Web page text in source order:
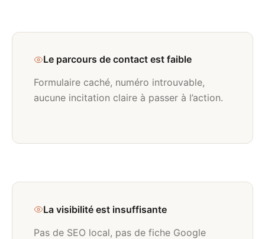
Le parcours de contact est faible
Formulaire caché, numéro introuvable,
aucune incitation claire à passer à l’action.
La visibilité est insuffisante
Pas de SEO local, pas de fiche Google